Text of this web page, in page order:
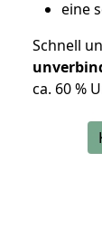
eine
Schnell
ca. 60 %